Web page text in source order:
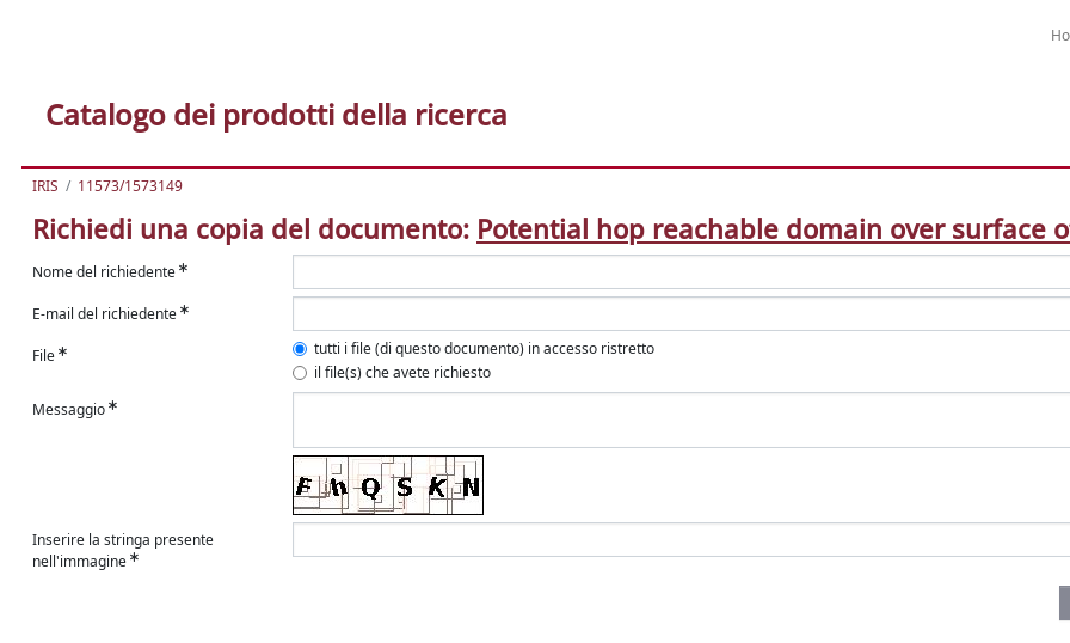
Catalogo dei prodotti della ricerca
IRIS 11573/1573149
Richiedi una copia del documento: Potential hop reachable domain over surface
Nome del richiedente
E-mail del richiedente
File
tutti i file (di questo documento) in accesso ristretto
il file(s) che avete richiesto
Messaggio
Inserire la stringa presente
nell'immagine